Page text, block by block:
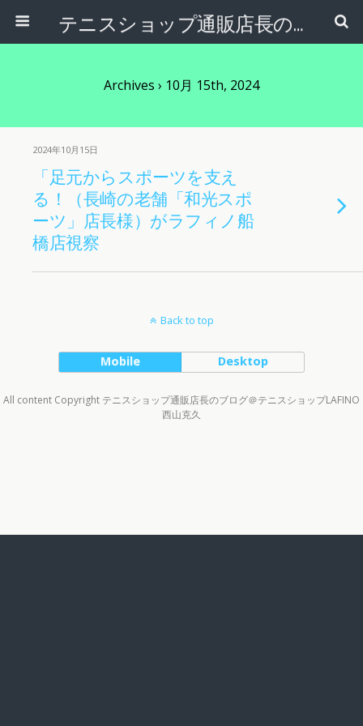
テニスショップ通販店長のブログ＠テニスショップLAFINO 西山克久
Archives › 10月 15th, 2024
2024年10月15日
「足元からスポーツを支え
る！（長崎の老舗「和光スポ
ーツ」店長様）がラフィノ船
橋店視察
Back to top
Mobile Desktop
All content Copyright テニスショップ通販店長のブログ＠テニスショップLAFINO
西山克久